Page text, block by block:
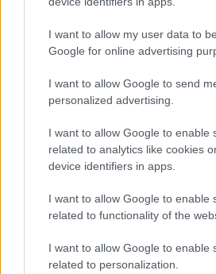
I want to allow my user data to
Google for online advertising
I want to allow Google to send
personalized advertising.
I want to allow Google to enable
related to analytics like cookies
device identifiers in apps.
I want to allow Google to enable
related to functionality of the
I want to allow Google to enable
related to personalization.
Διαβάστε επίσης